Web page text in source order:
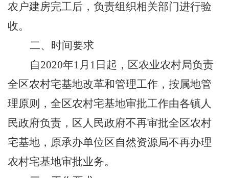
农户建房完工后，负责组织相关部门进行验
收。
二、时间要求
自2020年1月 1 日起，区农业农村局负责
全区农村宅基地改革和管理工作，按属地管
理原则，全区农村宅基地审批工作由各镇人
民政府负责，区人民政府不再审批全区农村
宅基地，原承办单位区自然资源局不再办理
农村宅基地审批业务。